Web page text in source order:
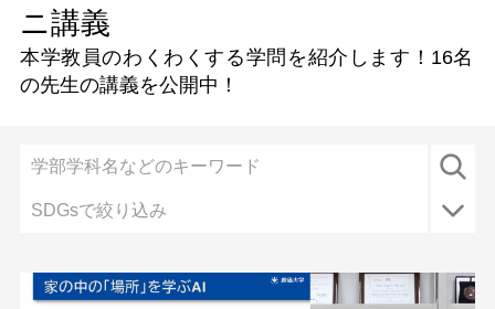
ニ講義
本学教員のわくわくする学問を紹介します！ 16名
の先生の講義を公開中！
SDGsで絞り込み